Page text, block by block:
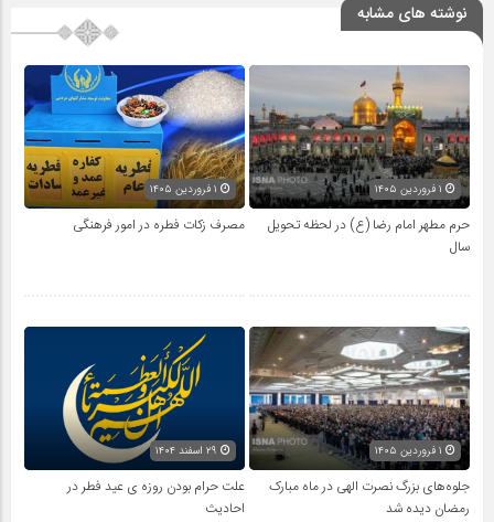
نوشته های مشابه
حرم مطهر امام رضا (ع) در لحظه تحویل
سال
مصرف زکات فطره در امور فرهنگی
جلوه‌های بزرگ نصرت الهی در ماه مبارک
رمضان دیده شد
علت حرام بودن روزه ی عید فطر در
احادیث